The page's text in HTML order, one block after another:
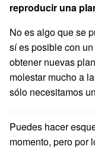
reproducir una
No es algo que se
sí es posible con
obtener nuevas
molestar mucho a
sólo necesitamos
Puedes hacer
momento, pero por